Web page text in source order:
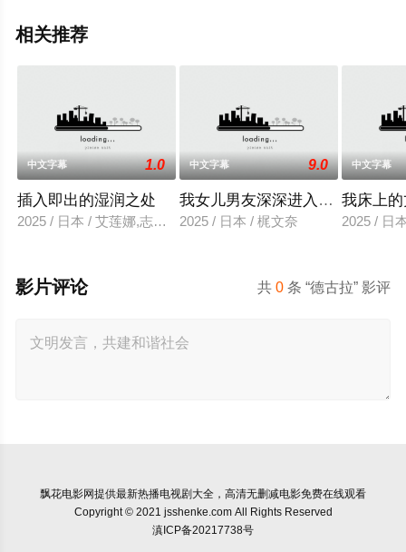
相关推荐
中文字幕 1.0
插入即出的湿润之处
2025 / 日本 / 艾莲娜,志美健
中文字幕 9.0
我女儿男友深深进入我的身体
2025 / 日本 / 梶文奈
中文字幕
我床上
2025 / 日
共0 条 “德古拉” 影评
影片评论
飘花电影网提供最新热播电视剧大全，高清无删减电影免费在线观看
Copyright © 2021 jsshenke.com All Rights Reserved
滇ICP备20217738号